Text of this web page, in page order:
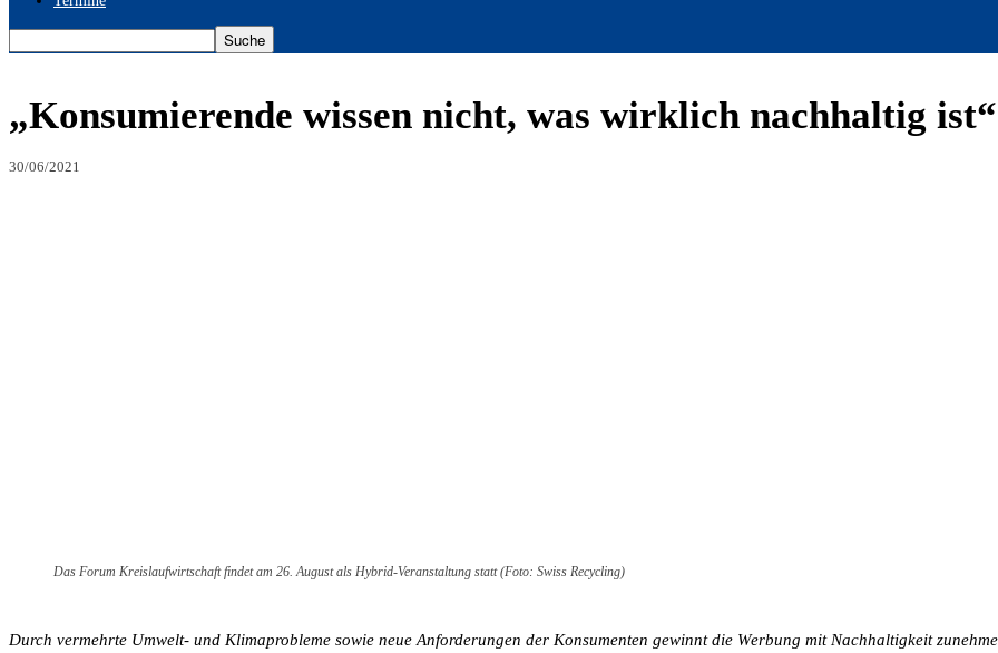
„Konsumierende wissen nicht, was wirklich nachhaltig ist“
30/06/2021
Das Forum Kreislaufwirtschaft findet am 26. August als Hybrid-Veranstaltung statt (Foto: Swiss Recycling)
Durch vermehrte Umwelt- und Klimaprobleme sowie neue Anforderungen der Konsumenten gewinnt die Werbung mit Nachhaltigkeit